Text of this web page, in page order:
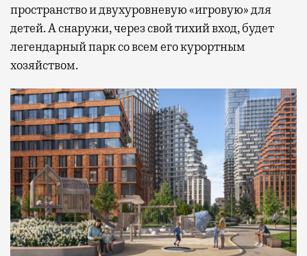
пространство и двухуровневую «игровую» для
детей. А снаружи, через свой тихий вход, будет
легендарный парк со всем его курортным
хозяйством.